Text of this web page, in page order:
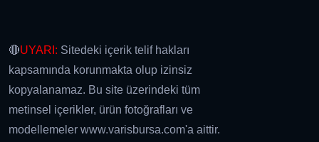
🔴UYARI: Sitedeki içerik telif hakları
kapsamında korunmakta olup izinsiz
kopyalanamaz. Bu site üzerindeki tüm
metinsel içerikler, ürün fotoğrafları ve
modellemeler www.varisbursa.com'a aittir.